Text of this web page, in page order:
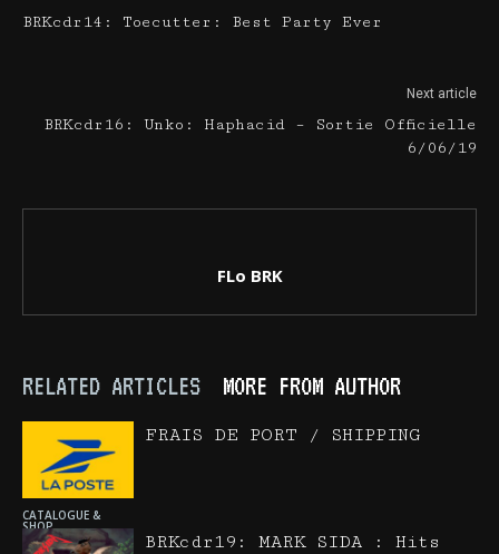
BRKcdr14: Toecutter: Best Party Ever
Next article
BRKcdr16: Unko: Haphacid – Sortie Officielle
6/06/19
FLo BRK
RELATED ARTICLES MORE FROM AUTHOR
CATALOGUE &
SHOP
FRAIS DE PORT / SHIPPING
BRKcdr19: MARK SIDA : Hits